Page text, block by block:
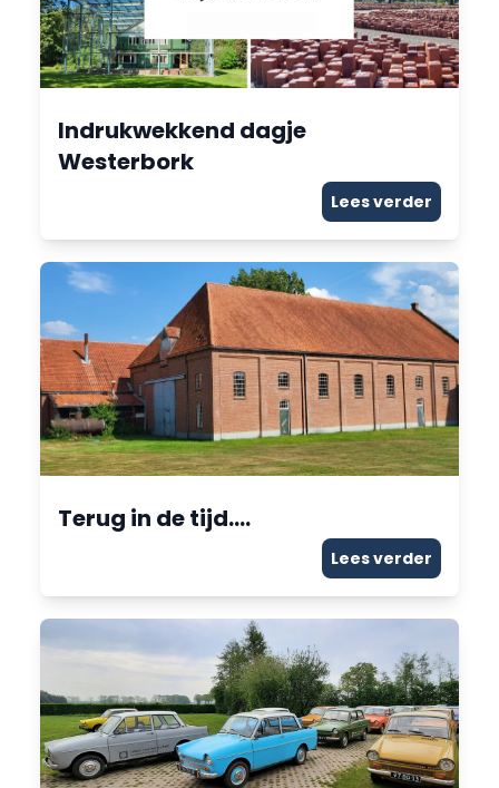
Indrukwekkend dagje
Westerbork
Lees verder
Terug in de tijd….
Lees verder